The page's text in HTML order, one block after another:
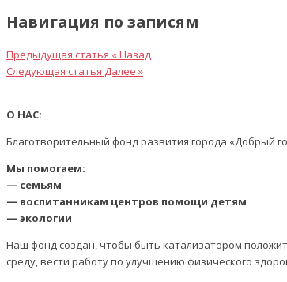
Навигация по записям
Предыдущая статья « Назад
Следующая статья Далее »
О НАС:
Благотворительный фонд развития города «Добрый
Мы помогаем:
— семьям
— воспитанникам центров помощи детям
— экологии
Наш фонд создан, чтобы быть катализатором
среду, вести работу по улучшению физического